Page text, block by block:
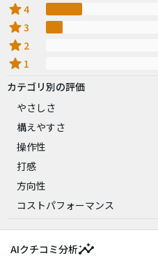
star4
star3
star 2
star 1
カテゴリ別の評価
やさしさ
構えやすさ
操作性
打感
方向性
コストパフォーマンス
AIクチコミ分析insights